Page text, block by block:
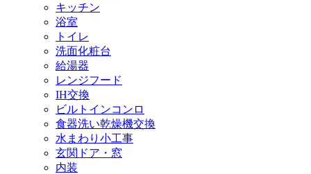
キッチン
浴室
トイレ
洗面化粧台
給湯器
レンジフード
IH交換
ビルトインコンロ
食器洗い乾燥機交換
水まわり小工事
玄関ドア・窓
内装